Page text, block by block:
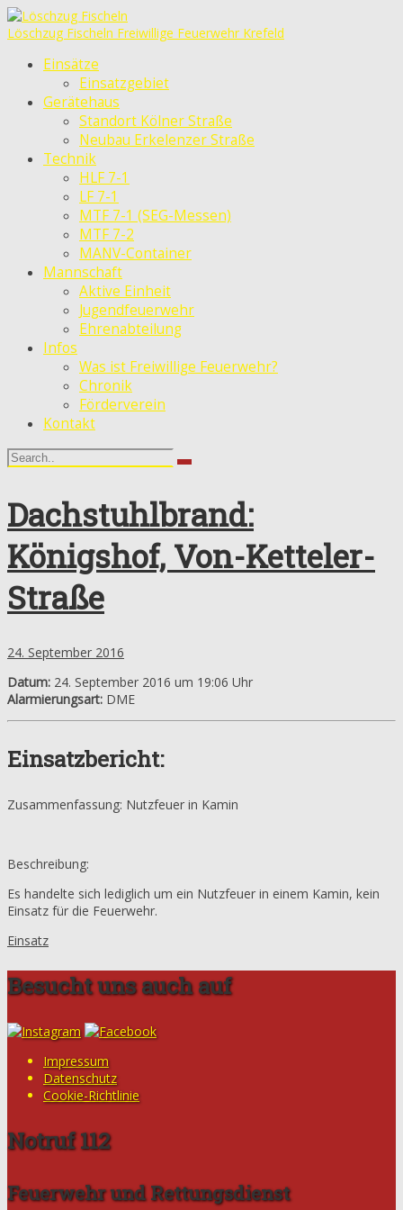
Löschzug Fischeln Freiwillige Feuerwehr Krefeld
Einsätze
Einsatzgebiet
Gerätehaus
Standort Kölner Straße
Neubau Erkelenzer Straße
Technik
HLF 7-1
LF 7-1
MTF 7-1 (SEG-Messen)
MTF 7-2
MANV-Container
Mannschaft
Aktive Einheit
Jugendfeuerwehr
Ehrenabteilung
Infos
Was ist Freiwillige Feuerwehr?
Chronik
Förderverein
Kontakt
Dachstuhlbrand:
Königshof, Von-Ketteler-
Straße
24. September 2016
Datum: 24. September 2016 um 19:06 Uhr
Alarmierungsart: DME
Einsatzbericht:
Zusammenfassung: Nutzfeuer in Kamin
Beschreibung:
Es handelte sich lediglich um ein Nutzfeuer in einem Kamin, kein
Einsatz für die Feuerwehr.
Einsatz
Besucht uns auch auf
Impressum
Datenschutz
Cookie-Richtlinie
Notruf 112
Feuerwehr und Rettungsdienst